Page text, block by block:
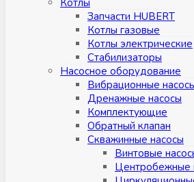
Запчасти HUBERT
Котлы газовые
Котлы электрические
Стабилизаторы
Насосное оборудование
Вибрационные
Дренажные насосы
Комплектующие
Обратный клапан
Скважинные насосы
Винтовые
Центробежные